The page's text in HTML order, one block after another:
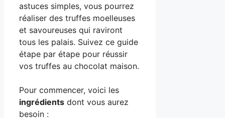
astuces simples, vous pourrez
réaliser des truffes moelleuses
et savoureuses qui raviront
tous les palais. Suivez ce guide
étape par étape pour réussir
vos truffes au chocolat maison.
Pour commencer, voici les
ingrédients dont vous aurez
besoin :